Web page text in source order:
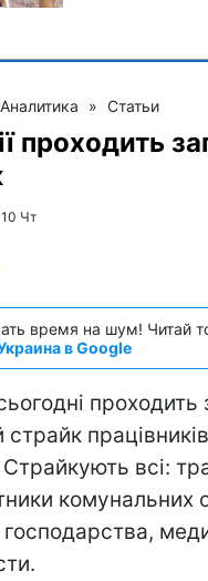
Аналитика » Статьи
проходить
Чт
время на шум! Читай
в Google
страйк
всі:
комунальних
господарства,